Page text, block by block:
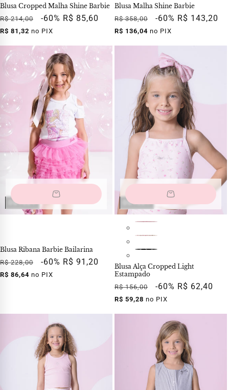
Blusa Cropped Malha Shine Barbie
Preço
normal
R$ 214,00
Preço
promocional
-60% R$ 85,60
R$ 81,32 no PIX
Blusa Malha Shine Barbie
Preço
normal
R$ 358,00
Preço
promocional
-60% R$ 143,20
R$ 136,04 no PIX
OUTLET
Blusa Ribana Barbie Bailarina
Preço
normal
R$ 228,00
Preço
promocional
-60% R$ 91,20
R$ 86,64 no PIX
OUTLET
Blusa Alça Cropped Light
Estampado
Preço
normal
R$ 156,00
Preço
promocional
-60% R$ 62,40
R$ 59,28 no PIX